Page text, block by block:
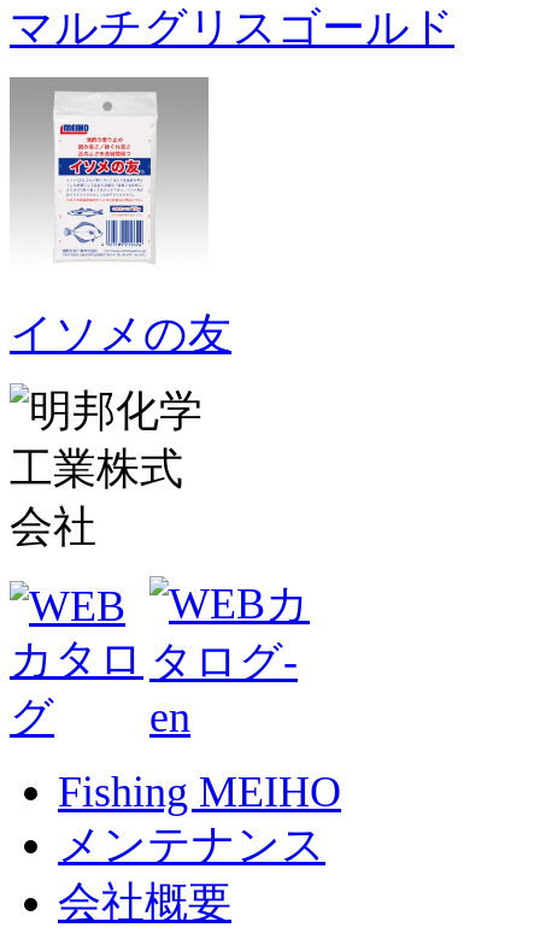
マルチグリスゴールド
イソメの友
Fishing MEIHO
メンテナンス
会社概要